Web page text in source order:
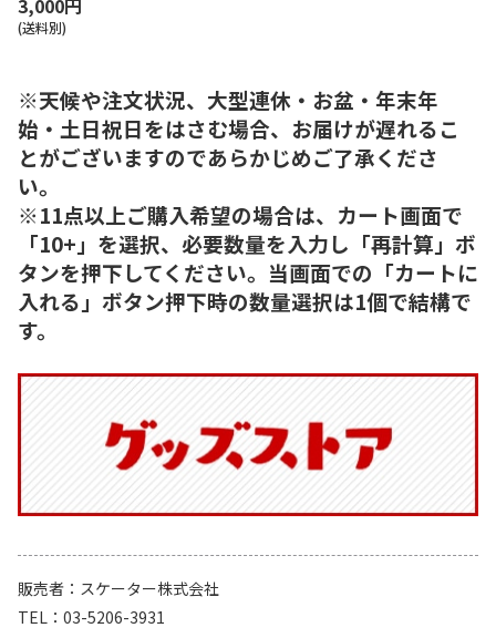
3,000円
(送料別)
※天候や注文状況、大型連休・お盆・年末年
始・土日祝日をはさむ場合、お届けが遅れるこ
とがございますのであらかじめご了承くださ
い。
※11点以上ご購入希望の場合は、カート画面で
「10+」を選択、必要数量を入力し「再計算」ボ
タンを押下してください。当画面での「カートに
入れる」ボタン押下時の数量選択は1個で結構で
す。
販売者
スケーター株式会社
TEL
03-5206-3931